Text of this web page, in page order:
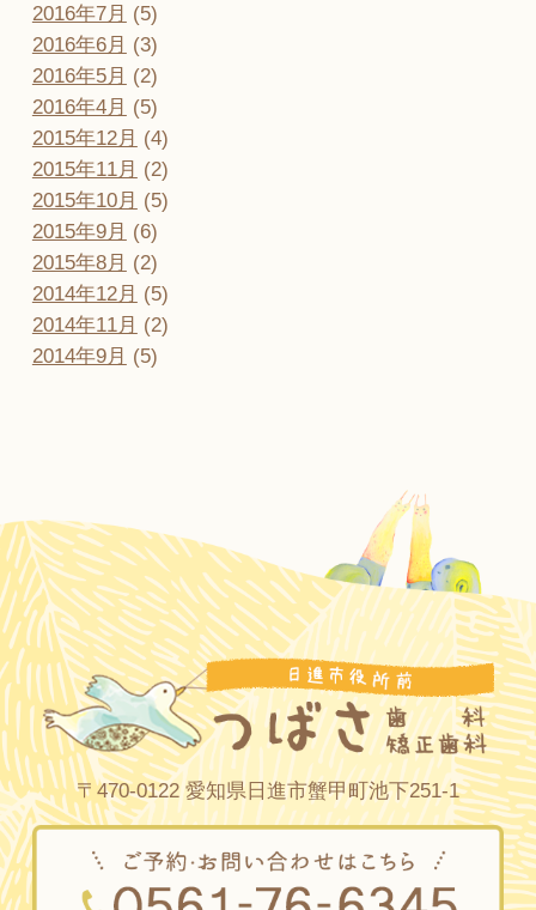
2016年7月 (5)
2016年6月 (3)
2016年5月 (2)
2016年4月 (5)
2015年12月 (4)
2015年11月 (2)
2015年10月 (5)
2015年9月 (6)
2015年8月 (2)
2014年12月 (5)
2014年11月 (2)
2014年9月 (5)
〒470-0122 愛知県日進市蟹甲町池下251-1